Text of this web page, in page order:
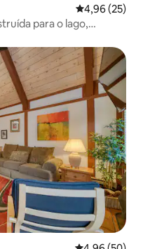
4,96 de uma
4,96 (25)
para o lago,